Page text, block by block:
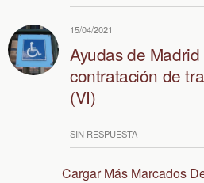
15/04/2021
Ayudas de
contratación de
(VI)
SIN RESPUESTA
Cargar Más Marcados